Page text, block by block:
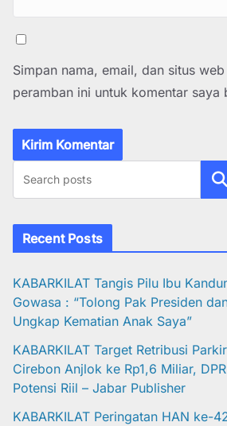
Simpan nama, email, dan situs
peramban ini untuk komentar saya
Cari
Recent Posts
KABARKILAT Tangis Pilu Ibu
Gowasa : “Tolong Pak Presiden
Ungkap Kematian Anak Saya”
KABARKILAT Target Retribusi
Cirebon Anjlok ke Rp1,6 Miliar,
Potensi Riil – Jabar Publisher
KABARKILAT Peringatan HAN ke-